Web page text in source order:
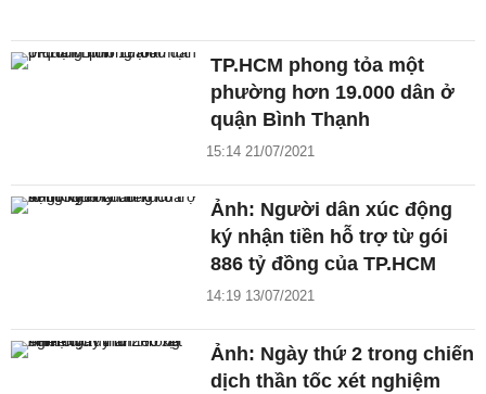
TP.HCM phong tỏa một
phường hơn 19.000 dân ở
quận Bình Thạnh
15:14 21/07/2021
Ảnh: Người dân xúc động
ký nhận tiền hỗ trợ từ gói
886 tỷ đồng của TP.HCM
14:19 13/07/2021
Ảnh: Ngày thứ 2 trong chiến
dịch thần tốc xét nghiệm